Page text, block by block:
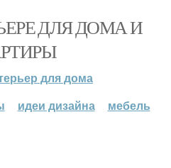
ДЛЯ ДОМА И
для дома
идеи дизайна мебель